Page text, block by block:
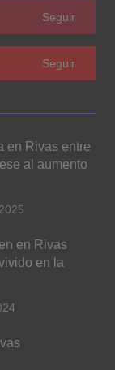
Seguir
Seguir
en Rivas entre
al aumento
en Rivas
en la